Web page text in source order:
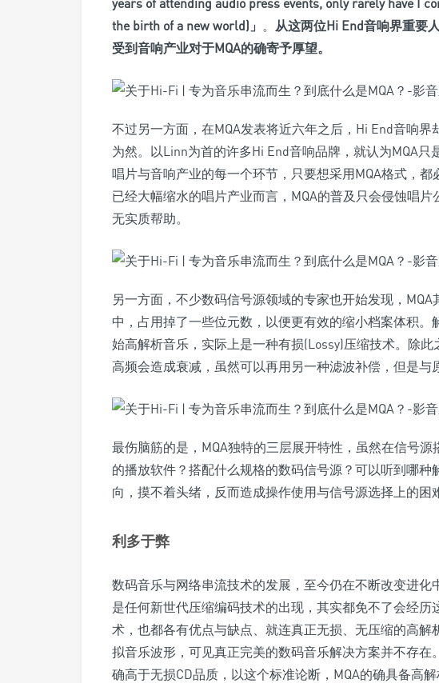
years of attending audio press events, only rarely have I
the birth of a new world)」 。 从这两位Hi End音响界重要
受到音响产业对于MQA的确寄予厚望。
不过另一方面，在MQA发表将近六年之后，Hi End音响界
为然。以Linn为首的许多Hi End音响品牌，就认为MQA只
唱片与音响产业的每一个环节，只要想采用MQA格式，
已经大幅缩水的唱片产业而言，MQA的普及只会侵蚀唱
无实质帮助。
另一方面，不少数码信号源领域的专家也开始发现，
中，占用掉了一些位元数，以便更有效的缩小档案体积。
始高解析音乐，实际上是一种有损(Lossy)压缩技术。除
高频会造成衰减，虽然可以再用另一种滤波补偿，但是与
最伤脑筋的是，MQA独特的三层展开特性，虽然在信号
的播放软件？搭配什么规格的数码信号源？可以听到哪种
向，摸不着头绪，反而造成操作使用与信号源选择上的困
利多于弊
数码音乐与网络串流技术的发展，至今仍在不断改变进化
是任何新世代压缩编码技术的出现，其实都免不了会经
术，也都各有优点与缺点、就连真正无损、无压缩的高解
拟音乐波形，可见真正完美的数码音乐解决方案并不存在
确高于无损CD品质，以这个标准论断，MQA的确具备高解